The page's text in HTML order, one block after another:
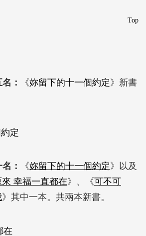
Top
： 《妳留下的十一個約定 》新書
： 《妳留下的十一個約定》以及
來 幸福一直都在》、《可不可
》其中一本。共兩本新書。